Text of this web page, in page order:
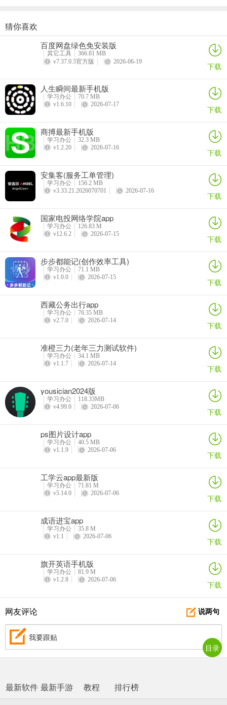
4、内河船员办证一点通
按"业务类型→办理场景→具体要求"分层引导，材料清单、常见问题
一目了然，办证"零跑腿"。
v1.1.4版本
本次更新重点新增安徽段、江苏段、浙江段航道要素的显示与查询功
能。具体更新内容如下：
【新增关键航道要素标注】
锚地、桥梁、加油站、码头；所有要素均基于最新航道数据进行标
绘，确保信息准确、位置可靠。
用户可点击任意已标注的航道要素，即时查看其详细信息。
提供关键词搜索功能，用户可快速查找指定类型的航道要素。
步步都能记(创作效率工具)
西藏公务出行app
详情
准橙三力(老年三力测试软件)
绿联私有云官方版
猜你喜欢
百度网盘绿色免安装版
其它工具
366.81 MB
v7.37.0.5官方版
2026-06-19 下载
人生瞬间最新手机版
学习办公
70.7 MB
v1.6.10
2026-07-17 下载
商搏最新手机版
学习办公
32.3 MB
v1.2.20
2026-07-16 下载
安集客(服务工单管理)
学习办公
156.2 MB
v3.33.21.2026070701
2026-07-16 下载
国家电投网络学院app
学习办公
126.83 M
v12.6.2
2026-07-15 下载
步步都能记(创作效率工具)
学习办公
71.1 MB
v1.0.0
2026-07-15 下载
西藏公务出行app
学习办公
76.35 MB
v2.7.0
2026-07-14 下载
准橙三力(老年三力测试软件)
学习办公
34.1 MB
v1.1.7
2026-07-14 下载
yousician2024版
学习办公
118.33MB
v4.99.0
2026-07-06 下载
ps图片设计app
学习办公
40.5 MB
v1.1.9
2026-07-06 下载
工学云app最新版
学习办公
71.81 M
v5.14.0
2026-07-06 下载
成语进宝app
学习办公
35.8 M
v1.1
2026-07-06 下载
旗开英语手机版
学习办公
81.9 M
v1.2.8
2026-07-06 下载
说两句
网友评论
我要跟贴
最新软件 最新手游 教程 排行榜
目录